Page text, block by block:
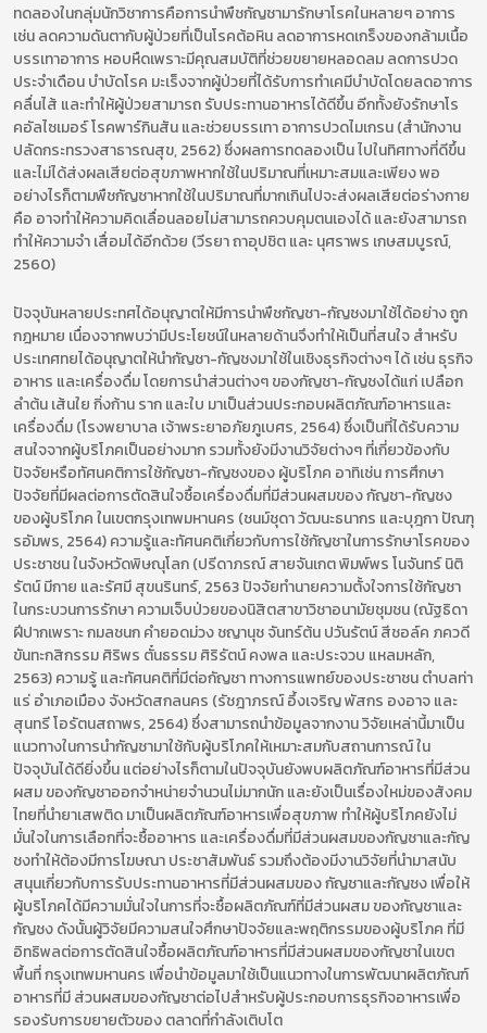
ทดลองในกลุ่มนักวิชาการคือการนำพืชกัญชามารักษาโรคในหลายๆ อาการ
เช่น ลดความดันตากับผู้ป่วยที่เป็นโรคต้อหิน ลดอาการหดเกร็งของกล้ามเนื้อ
บรรเทาอาการ หอบหืดเพราะมีคุณสมบัติที่ช่วยขยายหลอดลม ลดการปวด
ประจำเดือน บำบัดโรค มะเร็งจากผู้ป่วยที่ได้รับการทำเคมีบำบัดโดยลดอาการ
คลื่นไส้ และทำให้ผู้ป่วยสามารถ รับประทานอาหารได้ดีขึ้น อีกทั้งยังรักษาโร
คอัลไซเมอร์ โรคพาร์กินสัน และช่วยบรรเทา อาการปวดไมเกรน (สำนักงาน
ปลัดกระทรวงสาธารณสุข, 2562) ซึ่งผลการทดลองเป็น ไปในทิศทางที่ดีขึ้น
และไม่ได้ส่งผลเสียต่อสุขภาพหากใช้ในปริมาณที่เหมาะสมและเพียง พอ
อย่างไรก็ตามพืชกัญชาหากใช้ในปริมาณที่มากเกินไปจะส่งผลเสียต่อร่างกาย
คือ อาจทำให้ความคิดเลื่อนลอยไม่สามารถควบคุมตนเองได้ และยังสามารถ
ทำให้ความจำ เสื่อมได้อีกด้วย (วีรยา ถาอุปชิต และ นุศราพร เกษสมบูรณ์,
2560)
ปัจจุบันหลายประทศได้อนุญาตให้มีการนำพืชกัญชา-กัญชงมาใช้ได้อย่าง ถูก
กฎหมาย เนื่องจากพบว่ามีประโยชน์ในหลายด้านจึงทำให้เป็นที่สนใจ สำหรับ
ประเทศทยได้อนุญาตให้นำกัญชา-กัญชงมาใช้ในเชิงธุรกิจต่างๆ ได้ เช่น ธุรกิจ
อาหาร และเครื่องดื่ม โดยการนำส่วนต่างๆ ของกัญชา-กัญชงได้แก่ เปลือก
ลำต้น เส้นใย กิ่งก้าน ราก และใบ มาเป็นส่วนประกอบผลิตภัณฑ์อาหารและ
เครื่องดื่ม (โรงพยาบาล เจ้าพระยาอภัยภูเบศร, 2564) ซึ่งเป็นที่ได้รับความ
สนใจจากผู้บริโภคเป็นอย่างมาก รวมทั้งยังมีงานวิจัยต่างๆ ที่เกี่ยวข้องกับ
ปัจจัยหรือทัศนคติการใช้กัญชา-กัญชงของ ผู้บริโภค อาทิเช่น การศึกษา
ปัจจัยที่มีผลต่อการตัดสินใจซื้อเครื่องดื่มที่มีส่วนผสมของ กัญชา-กัญชง
ของผู้บริโภค ในเขตกรุงเทพมหานคร (ชนม์ชุดา วัฒนะธนากร และบุฎกา ปัณฑุ
รอัมพร, 2564) ความรู้และทัศนคติเกี่ยวกับการใช้กัญชาในการรักษาโรคของ
ประชาชน ในจังหวัดพิษณุโลก (ปรีดาภรณ์ สายจันเกต พิมพ์พร โนจันทร์ นิติ
รัตน์ มีกาย และรัศมี สุขนรินทร์, 2563 ปัจจัยทำนายความตั้งใจการใช้กัญชา
ในกระบวนการรักษา ความเจ็บป่วยของนิสิตสาขาวิชาอนามัยชุมชน (ณัฐธิดา
ฝีปากเพราะ กมลชนก คำยอดม่วง ชญานุช จันทร์ต้น ปวันรัตน์ สีชอล์ค ภควดี
ขันทะกสิกรรม ศิริพร ตั๋นธรรม ศิริรัตน์ คงพล และประจวบ แหลมหลัก,
2563) ความรู้ และทัศนคติที่มีต่อกัญชา ทางการแพทย์ของประชาชน ตำบลท่า
แร่ อำเภอเมือง จังหวัดสกลนคร (รัชฎาภรณ์ อึ้งเจริญ พัสกร องอาจ และ
สุนทรี โอรัตนสถาพร, 2564) ซึ่งสามารถนำข้อมูลจากงาน วิจัยเหล่านี้มาเป็น
แนวทางในการนำกัญชามาใช้กับผู้บริโภคให้เหมาะสมกับสถานการณ์ ใน
ปัจจุบันได้ดียิ่งขึ้น แต่อย่างไรก็ตามในปัจจุบันยังพบผลิตภัณฑ์อาหารที่มีส่วน
ผสม ของกัญชาออกจำหน่ายจำนวนไม่มากนัก และยังเป็นเรื่องใหม่ของสังคม
ไทยที่นำยาเสพติด มาเป็นผลิตภัณฑ์อาหารเพื่อสุขภาพ ทำให้ผู้บริโภคยังไม่
มั่นใจในการเลือกที่จะซื้ออาหาร และเครื่องดื่มที่มีส่วนผสมของกัญชาและกัญ
ชงทำให้ต้องมีการโฆษณา ประชาสัมพันธ์ รวมถึงต้องมีงานวิจัยที่นำมาสนับ
สนุนเกี่ยวกับการรับประทานอาหารที่มีส่วนผสมของ กัญชาและกัญชง เพื่อให้
ผู้บริโภคได้มีความมั่นใจในการที่จะซื้อผลิตภัณฑ์ที่มีส่วนผสม ของกัญชาและ
กัญชง ดังนั้นผู้วิจัยมีความสนใจศึกษาปัจจัยและพฤติกรรมของผู้บริโภค ที่มี
อิทธิพลต่อการตัดสินใจซื้อผลิตภัณฑ์อาหารที่มีส่วนผสมของกัญชาในเขต
พื้นที่ กรุงเทพมหานคร เพื่อนำข้อมูลมาใช้เป็นแนวทางในการพัฒนาผลิตภัณฑ์
อาหารที่มี ส่วนผสมของกัญชาต่อไปสำหรับผู้ประกอบการธุรกิจอาหารเพื่อ
รองรับการขยายตัวของ ตลาดที่กำลังเติบโต